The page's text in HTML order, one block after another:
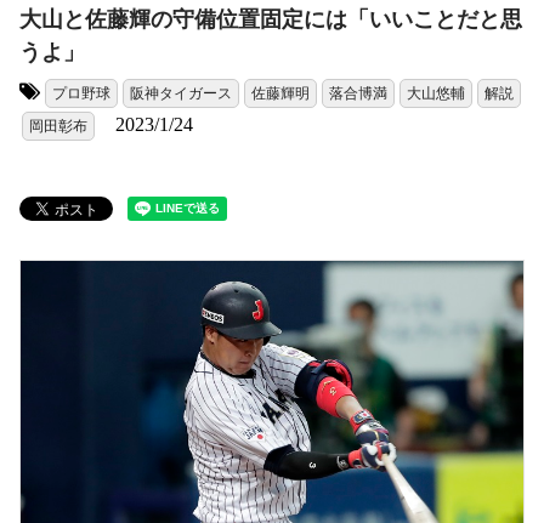
大山と佐藤輝の守備位置固定には「いいことだと思
うよ」
プロ野球 阪神タイガース 佐藤輝明 落合博満 大山悠輔
解説
岡田彰布
2023/1/24